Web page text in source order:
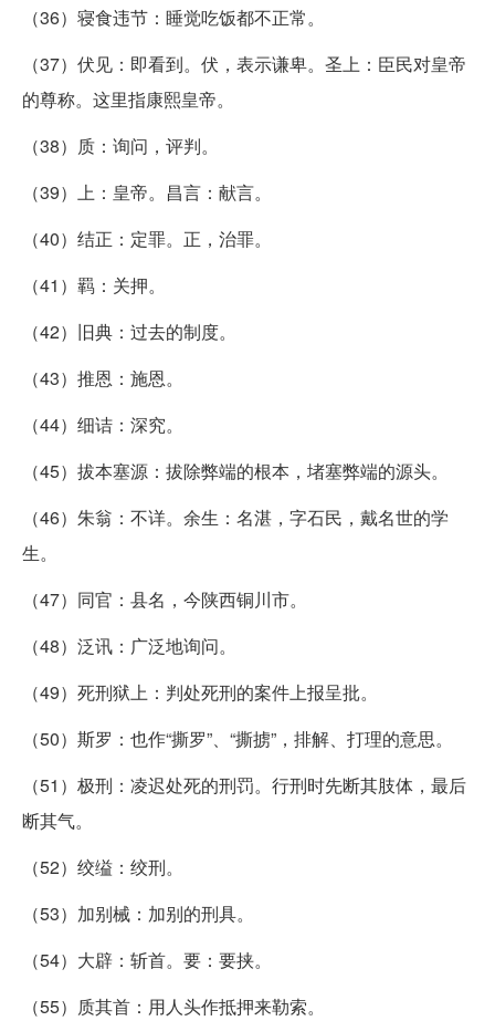
（36）寝食违节：睡觉吃饭都不正常。
（37）伏见：即看到。伏，表示谦卑。圣上：臣民对皇帝
的尊称。这里指康熙皇帝。
（38）质：询问，评判。
（39）上：皇帝。昌言：献言。
（40）结正：定罪。正，治罪。
（41）羁：关押。
（42）旧典：过去的制度。
（43）推恩：施恩。
（44）细诘：深究。
（45）拔本塞源：拔除弊端的根本，堵塞弊端的源头。
（46）朱翁：不详。余生：名湛，字石民，戴名世的学
生。
（47）同官：县名，今陕西铜川市。
（48）泛讯：广泛地询问。
（49）死刑狱上：判处死刑的案件上报呈批。
（50）斯罗：也作“撕罗”、“撕掳”，排解、打理的意思。
（51）极刑：凌迟处死的刑罚。行刑时先断其肢体，最后
断其气。
（52）绞缢：绞刑。
（53）加别械：加别的刑具。
（54）大辟：斩首。要：要挟。
（55）质其首：用人头作抵押来勒索。